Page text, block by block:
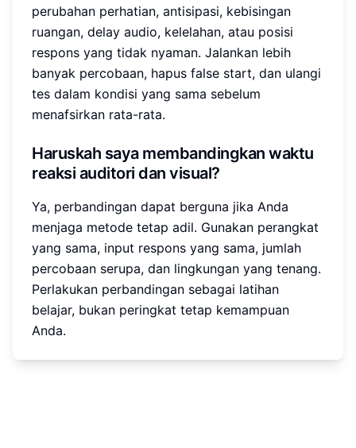
perubahan perhatian, antisipasi, kebisingan
ruangan, delay audio, kelelahan, atau posisi
respons yang tidak nyaman. Jalankan lebih
banyak percobaan, hapus false start, dan ulangi
tes dalam kondisi yang sama sebelum
menafsirkan rata-rata.
Haruskah saya membandingkan waktu
reaksi auditori dan visual?
Ya, perbandingan dapat berguna jika Anda
menjaga metode tetap adil. Gunakan perangkat
yang sama, input respons yang sama, jumlah
percobaan serupa, dan lingkungan yang tenang.
Perlakukan perbandingan sebagai latihan
belajar, bukan peringkat tetap kemampuan
Anda.